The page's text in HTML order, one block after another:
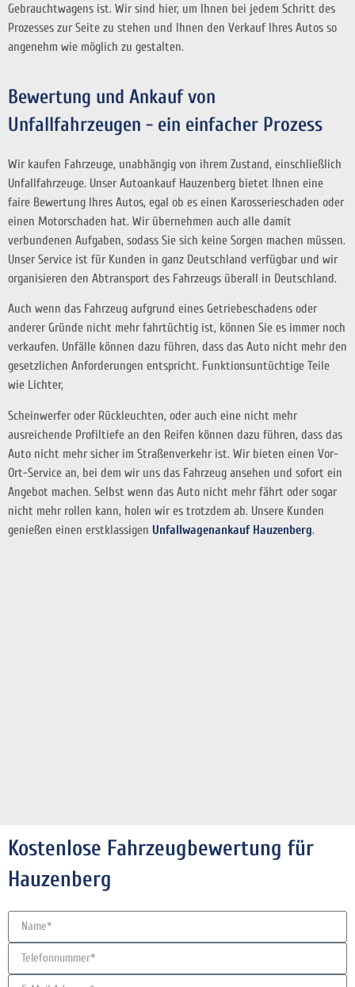
Gebrauchtwagens ist. Wir sind hier, um Ihnen bei jedem Schritt des
Prozesses zur Seite zu stehen und Ihnen den Verkauf Ihres Autos so
angenehm wie möglich zu gestalten.
Bewertung und Ankauf von
Unfallfahrzeugen - ein einfacher Prozess
Wir kaufen Fahrzeuge, unabhängig von ihrem Zustand, einschließlich
Unfallfahrzeuge. Unser Autoankauf Hauzenberg bietet Ihnen eine
faire Bewertung Ihres Autos, egal ob es einen Karosserieschaden oder
einen Motorschaden hat. Wir übernehmen auch alle damit
verbundenen Aufgaben, sodass Sie sich keine Sorgen machen müssen.
Unser Service ist für Kunden in ganz Deutschland verfügbar und wir
organisieren den Abtransport des Fahrzeugs überall in Deutschland.
Auch wenn das Fahrzeug aufgrund eines Getriebeschadens oder
anderer Gründe nicht mehr fahrtüchtig ist, können Sie es immer noch
verkaufen. Unfälle können dazu führen, dass das Auto nicht mehr den
gesetzlichen Anforderungen entspricht. Funktionsuntüchtige Teile
wie Lichter,
Scheinwerfer oder Rückleuchten, oder auch eine nicht mehr
ausreichende Profiltiefe an den Reifen können dazu führen, dass das
Auto nicht mehr sicher im Straßenverkehr ist. Wir bieten einen Vor-
Ort-Service an, bei dem wir uns das Fahrzeug ansehen und sofort ein
Angebot machen. Selbst wenn das Auto nicht mehr fährt oder sogar
nicht mehr rollen kann, holen wir es trotzdem ab. Unsere Kunden
genießen einen erstklassigen Unfallwagenankauf Hauzenberg.
Kostenlose Fahrzeugbewertung für
Hauzenberg